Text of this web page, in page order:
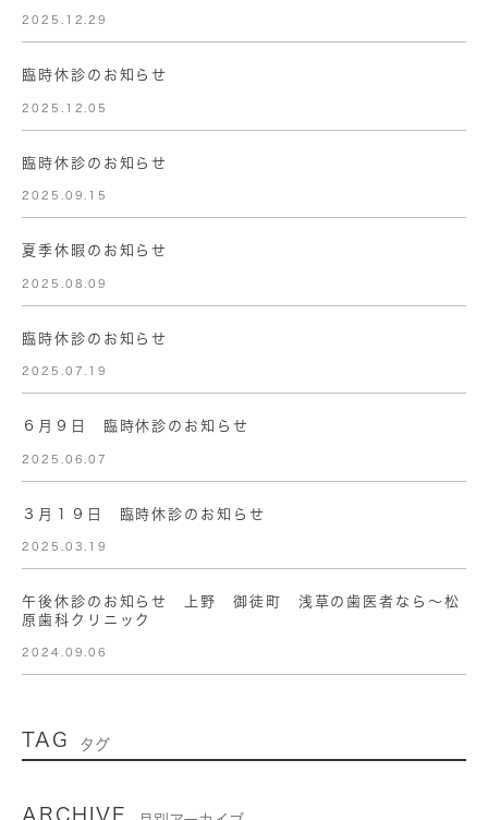
2025.12.29
臨時休診のお知らせ
2025.12.05
臨時休診のお知らせ
2025.09.15
夏季休暇のお知らせ
2025.08.09
臨時休診のお知らせ
2025.07.19
６月９日 臨時休診のお知らせ
2025.06.07
３月１９日 臨時休診のお知らせ
2025.03.19
午後休診のお知らせ 上野 御徒町 浅草の歯医者なら〜松
原歯科クリニック
2024.09.06
TAG タグ
ARCHIVE